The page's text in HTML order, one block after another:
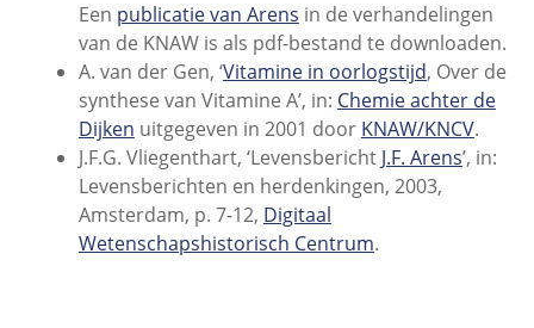
Een publicatie van Arens in de verhandelingen
van de KNAW is als pdf-bestand te downloaden.
A. van der Gen, ‘Vitamine in oorlogstijd, Over de
synthese van Vitamine A’, in: Chemie achter de
Dijken uitgegeven in 2001 door KNAW/KNCV.
J.F.G. Vliegenthart, ‘Levensbericht J.F. Arens’, in:
Levensberichten en herdenkingen, 2003,
Amsterdam, p. 7-12, Digitaal
Wetenschapshistorisch Centrum.